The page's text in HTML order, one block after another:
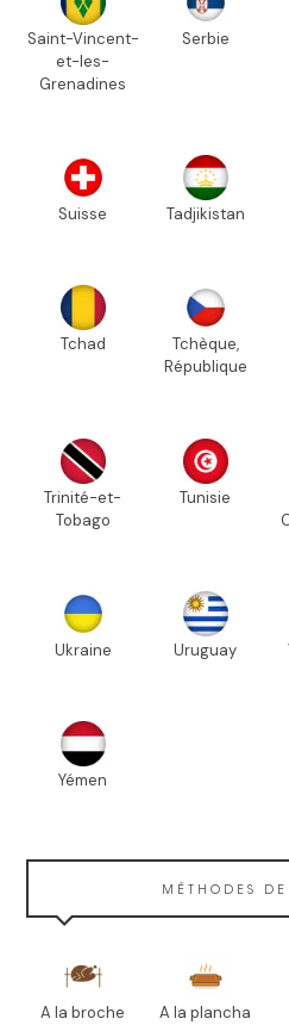
Saint-Vincent-
et-les-
Grenadines
Serbie
Suisse Tadjikistan
Tchad
Tchèque,
République
Trinité-et-
Tobago
Tunisie
Ukraine Uruguay
Yémen
MÉTHODES
A la broche A la plancha